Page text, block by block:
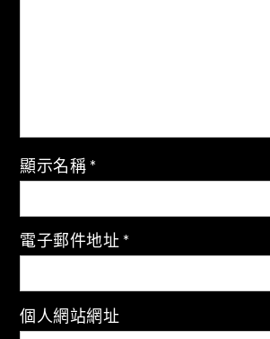
顯示名稱 *
電子郵件地址 *
個人網站網址